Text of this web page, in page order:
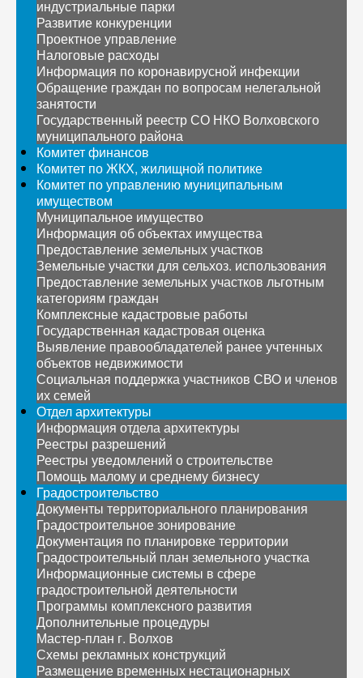
индустриальные парки
Развитие конкуренции
Проектное управление
Налоговые расходы
Информация по коронавирусной инфекции
Обращение граждан по вопросам нелегальной
занятости
Государственный реестр СО НКО Волховского
муниципального района
Комитет финансов
Комитет по ЖКХ, жилищной политике
Комитет по управлению муниципальным
имуществом
Муниципальное имущество
Информация об объектах имущества
Предоставление земельных участков
Земельные участки для сельхоз. использования
Предоставление земельных участков льготным
категориям граждан
Комплексные кадастровые работы
Государственная кадастровая оценка
Выявление правообладателей ранее учтенных
объектов недвижимости
Социальная поддержка участников СВО и членов
их семей
Отдел архитектуры
Информация отдела архитектуры
Реестры разрешений
Реестры уведомлений о строительстве
Помощь малому и среднему бизнесу
Градостроительство
Документы территориального планирования
Градостроительное зонирование
Документация по планировке территории
Градостроительный план земельного участка
Информационные системы в сфере
градостроительной деятельности
Программы комплексного развития
Дополнительные процедуры
Мастер-план г. Волхов
Схемы рекламных конструкций
Размещение временных нестационарных